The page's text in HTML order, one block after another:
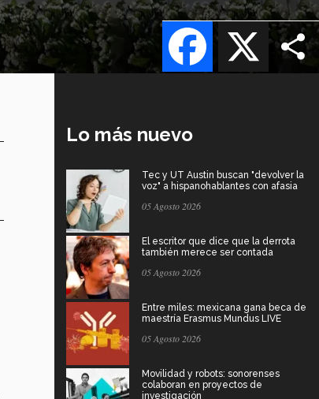
X
Facebook
Lo más nuevo
Tec y UT Austin buscan "devolver la
voz" a hispanohablantes con afasia
05 Agosto 2026
El escritor que dice que la derrota
también merece ser contada
05 Agosto 2026
Entre miles: mexicana gana beca de
maestría Erasmus Mundus LIVE
05 Agosto 2026
Movilidad y robots: sonorenses
colaboran en proyectos de
investigación